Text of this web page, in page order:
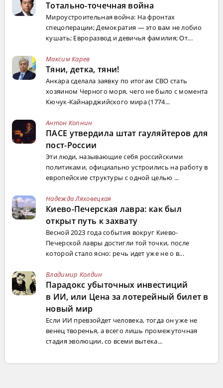
Тотально-точечная война
Мироустроительная война: На фронтах
спецоперации; Демократия — это вам не лобио
кушать; Евроразвод и девичья фамилия; От...
Максим Карев
Тяни, детка, тяни!
Анкара сделала заявку по итогам СВО стать
хозяином Черного моря, чего не было с момента
Кючук-Кайнарджийского мира (1774...
Антон Копнин
ПАСЕ утвердила штат гауляйтеров для
пост-России
Эти люди, называющие себя российскими
политиками, официально устроились на работу в
европейские структуры с одной целью ...
Надежда Ляховецкая
Киево-Печерская лавра: как был
открыт путь к захвату
Весной 2023 года события вокруг Киево-
Печерской лавры достигли той точки, после
которой стало ясно: речь идет уже не о в...
Владимир Колдин
Парадокс убыточных инвестиций
в ИИ, или Цена за лотерейный билет в
новый мир
Если ИИ превзойдет человека, тогда он уже не
венец творенья, а всего лишь промежуточная
стадия эволюции, со всеми вытека...